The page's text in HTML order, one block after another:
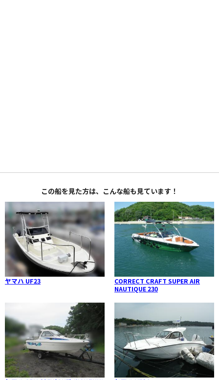
この船を見た方は、こんな船も見ています！
ヤマハ UF23
CORRECT CRAFT SUPER AIR
NAUTIQUE 230